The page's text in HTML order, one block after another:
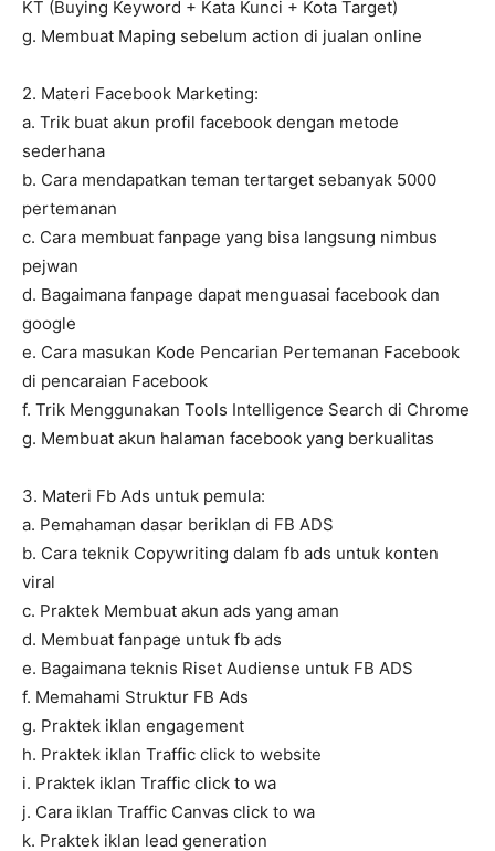
KT (Buying Keyword + Kata Kunci + Kota Target)
g. Membuat Maping sebelum action di jualan online
2. Materi Facebook Marketing:
a. Trik buat akun profil facebook dengan metode
sederhana
b. Cara mendapatkan teman tertarget sebanyak 5000
pertemanan
c. Cara membuat fanpage yang bisa langsung nimbus
pejwan
d. Bagaimana fanpage dapat menguasai facebook dan
google
e. Cara masukan Kode Pencarian Pertemanan Facebook
di pencaraian Facebook
f. Trik Menggunakan Tools Intelligence Search di Chrome
g. Membuat akun halaman facebook yang berkualitas
3. Materi Fb Ads untuk pemula:
a. Pemahaman dasar beriklan di FB ADS
b. Cara teknik Copywriting dalam fb ads untuk konten
viral
c. Praktek Membuat akun ads yang aman
d. Membuat fanpage untuk fb ads
e. Bagaimana teknis Riset Audiense untuk FB ADS
f. Memahami Struktur FB Ads
g. Praktek iklan engagement
h. Praktek iklan Traffic click to website
i. Praktek iklan Traffic click to wa
j. Cara iklan Traffic Canvas click to wa
k. Praktek iklan lead generation